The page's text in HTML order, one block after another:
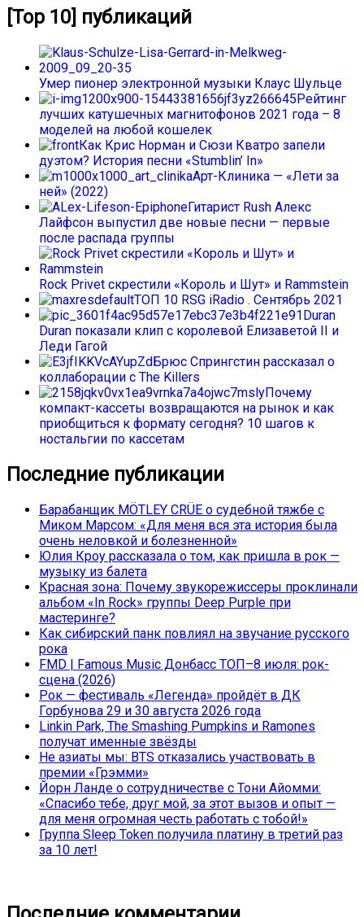
[Top 10] публикаций
Умер пионер электронной музыки Клаус Шульце
Рейтинг
лучших катушечных магнитофонов 2021 года – 8
моделей на любой кошелек
Как Крис Норман и Сюзи Кватро запели
дуэтом? История песни «Stumblin’ In»
Арт-Клиника — «Лети за
ней» (2022)
Гитарист Rush Алекс
Лайфсон выпустил две новые песни — первые
после распада группы
Rock Privet скрестили «Король и Шут» и Rammstein
ТОП 10 RSG iRadio . Сентябрь 2021
Duran
Duran показали клип с королевой Елизаветой II и
Леди Гагой
Брюс Спрингстин рассказал о
коллаборации с The Killers
Почему
компакт-кассеты возвращаются на рынок и как
приобщиться к формату сегодня? 10 шагов к
ностальгии по кассетам
Последние публикации
Барабанщик MÖTLEY CRÜE о судебной тяжбе с
Миком Марсом: «Для меня вся эта история была
очень неловкой и болезненной»
Юлия Кроу рассказала о том, как пришла в рок —
музыку из балета
Красная зона: Почему звукорежиссеры проклинали
альбом «In Rock» группы Deep Purple при
мастеринге?
Как сибирский панк повлиял на звучание русского
рока
FMD | Famous Music Донбасс ТОП–8 июля: рок-
сцена (2026)
Рок — фестиваль «Легенда» пройдёт в ДК
Горбунова 29 и 30 августа 2026 года
Linkin Park, The Smashing Pumpkins и Ramones
получат именные звёзды
Не азиаты мы: BTS отказались участвовать в
премии «Грэмми»
Йорн Ланде о сотрудничестве с Тони Айомми:
«Спасибо тебе, друг мой, за этот вызов и опыт —
для меня огромная честь работать с тобой!»
Группа Sleep Token получила платину в третий раз
за 10 лет!